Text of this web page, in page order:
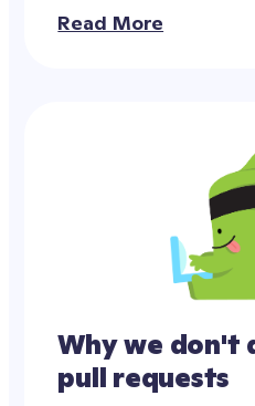
organizations use
Read More
Why we don't
pull requests